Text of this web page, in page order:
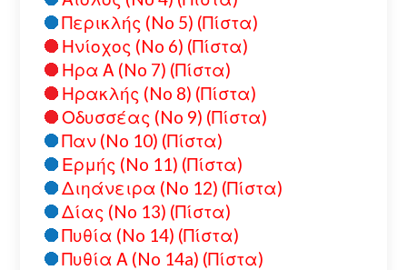
Περικλής (No 5) (Πίστα)
Ηνίοχος (No 6) (Πίστα)
Ηρα Α (No 7) (Πίστα)
Ηρακλής (No 8) (Πίστα)
Οδυσσέας (No 9) (Πίστα)
Παν (No 10) (Πίστα)
Ερμής (No 11) (Πίστα)
Διηάνειρα (No 12) (Πίστα)
Δίας (No 13) (Πίστα)
Πυθία (No 14) (Πίστα)
Πυθία Α (No 14a) (Πίστα)